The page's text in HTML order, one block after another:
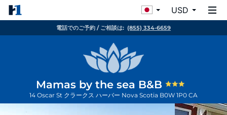
USD
電話でのご予約 / ご相談は: (855) 334-6659
Mamas by the sea B&B
14 Oscar St クラークス ハーバー Nova Scotia B0W 1P0 CA